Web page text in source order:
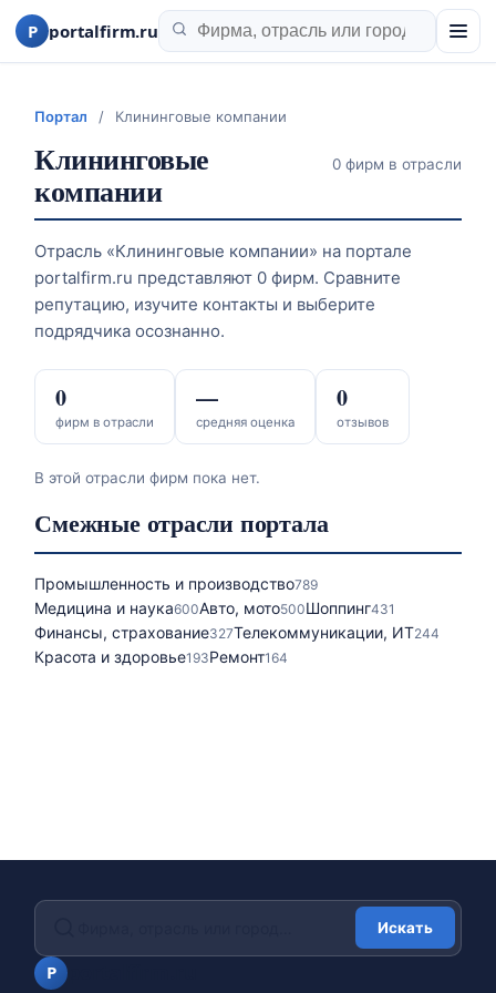
P portalfirm.ru
Портал / Клининговые компании
Клининговые
компании
0 фирм в отрасли
Отрасль «Клининговые компании» на портале
portalfirm.ru представляют 0 фирм. Сравните
репутацию, изучите контакты и выберите
подрядчика осознанно.
фирм в отрасли
0
средняя оценка
—
отзывов
0
В этой отрасли фирм пока нет.
Смежные отрасли портала
Промышленность и производство789
Медицина и наука600Авто, мото500Шоппинг431
Финансы, страхование327Телекоммуникации, ИТ244
Красота и здоровье193Ремонт164
P
Искать